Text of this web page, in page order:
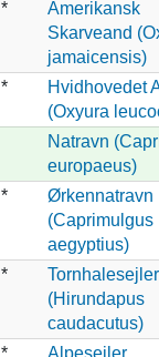
*
Amerikansk
Skarveand
jamaicensis)
*
Hvidhovedet
(Oxyura
Natravn
europaeus)
*
Ørkennatravn
(Caprimulgus
aegyptius)
*
Tornhalesejler
(Hirundapus
caudacutus)
*
Alpesejler